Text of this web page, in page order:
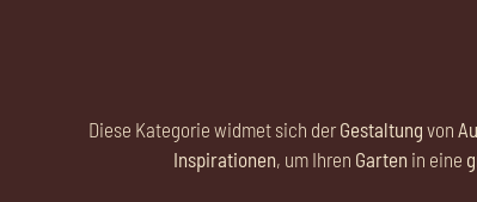
Diese Kategorie widmet sich der Gestaltung von
Inspirationen, um Ihren Garten in eine